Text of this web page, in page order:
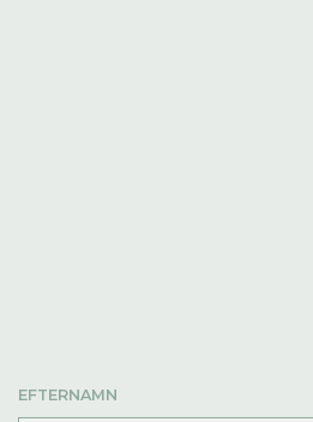
EFTERNAMN